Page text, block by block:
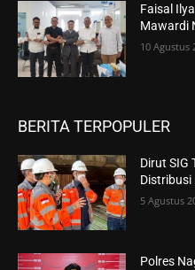
Faisal
Mawardi
10 Agustus
BERITA TERPOPULER
Dirut SIG
Distribusi
5 Agustus
Polres